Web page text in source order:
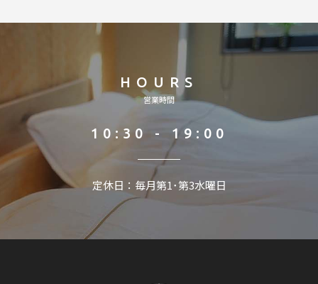
HOURS
営業時間
10:30 - 19:00
定休日：毎月第1･第3水曜日